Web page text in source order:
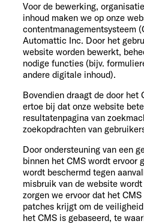
Voor de bewerking,
inhoud maken we op onze
contentmanagementsysteem
Automattic Inc. Door het
website worden bewerkt,
nodige functies (bijv.
andere digitale inhoud).
Bovendien draagt de door het
ertoe bij dat onze website
resultatenpagina van
zoekopdrachten van
Door ondersteuning van een
binnen het CMS wordt ervoor
wordt beschermd tegen
misbruik van de website
zorgen we ervoor dat het
patches krijgt om de
het CMS is gebaseerd, te